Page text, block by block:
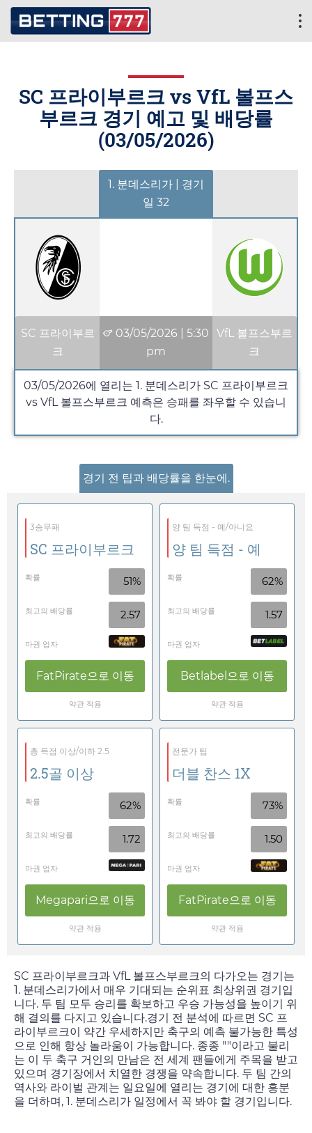
SC 프라이부르크 vs VfL 볼프스
부르크 경기 예고 및 배당률
(03/05/2026)
1. 분데스리가 | 경기
일 32
SC 프라이부르
크
03/05/2026 |5:30
pm
VfL 볼프스부르
크
03/05/2026에 열리는 1. 분데스리가 SC 프라이부르크
vs VfL 볼프스부르크 예측은 승패를 좌우할 수 있습니
다.
경기 전 팁과 배당률을 한눈에.
3승무패
SC 프라이부르크
확률 51%
최고의 배당률 2.57
마권 업자
FatPirate으로 이동
약관 적용
양 팀 득점 - 예/아니요
양 팀 득점 - 예
확률 62%
최고의 배당률 1.57
마권 업자
Betlabel 으로 이동
약관 적용
총 득점 이상/이하 2.5
2.5골 이상
확률 62%
최고의 배당률 1.72
마권 업자
Megapari으로 이동
약관 적용
전문가 팁
더블 찬스 1X
확률 73%
최고의 배당률 1.50
마권 업자
FatPirate으로 이동
약관 적용
SC 프라이부르크과 VfL 볼프스부르크의 다가오는 경기는
1. 분데스리가에서 매우 기대되는 순위표 최상위권 경기입
니다. 두 팀 모두 승리를 확보하고 우승 가능성을 높이기 위
해 결의를 다지고 있습니다.경기 전 분석에 따르면 SC 프
라이부르크이 약간 우세하지만 축구의 예측 불가능한 특성
으로 인해 항상 놀라움이 가능합니다. 종종 ""이라고 불리
는 이 두 축구 거인의 만남은 전 세계 팬들에게 주목을 받고
있으며 경기장에서 치열한 경쟁을 약속합니다. 두 팀 간의
역사와 라이벌 관계는 일요일에 열리는 경기에 대한 흥분
을 더하며, 1. 분데스리가 일정에서 꼭 봐야 할 경기입니다.